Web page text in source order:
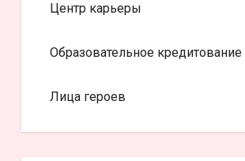
Центр карьеры
Образовательное кредитование
Лица героев